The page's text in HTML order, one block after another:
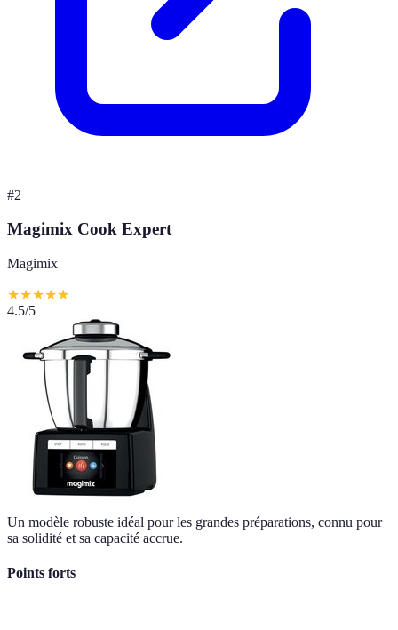
#2
Magimix Cook Expert
Magimix
★★★★★
4.5/5
Un modèle robuste idéal pour les grandes préparations, connu pour
sa solidité et sa capacité accrue.
Points forts